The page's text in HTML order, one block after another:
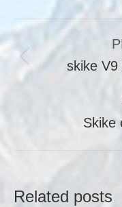
articleskike V9
Skike
Related posts